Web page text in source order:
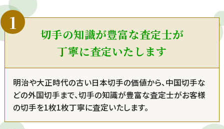
切手の知識が豊富な査定士が
丁寧に査定いたします
明治や大正時代の古い日本切手の価値から、中国切手な
どの外国切手まで、切手の知識が豊富な査定士がお客様
の切手を1枚1枚丁寧に査定いたします。